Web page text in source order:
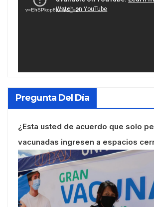
vídeo
v=EhSPkop8KPY&_=2
Pregunta Del Día
¿Esta usted de acuerdo que solo
vacunadas ingresen a espacios